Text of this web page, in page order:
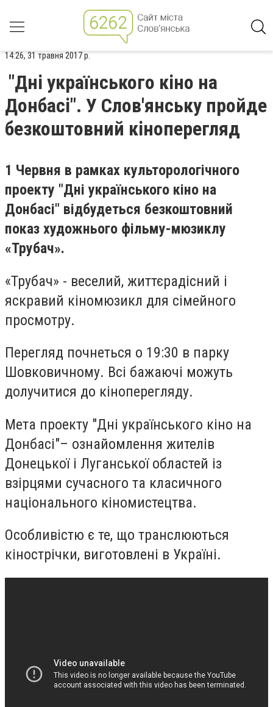
14:26, 31 травня 2017 р.
"Дні українського кіно на
Донбасі". У Слов'янську пройде
безкоштовний кіноперегляд
1 Червня в рамках культорологічного
проекту "Дні українського кіно на
Донбасі" відбудеться безкоштовний
показ художнього фільму-мюзиклу
«Трубач».
«Трубач» - веселий, життєрадісний і
яскравий кіномюзикл для сімейного
просмотру.
Перегляд почнеться о 19:30 в парку
Шовковичному. Всі бажаючі можуть
долучитися до кіноперегляду.
Мета проекту "Дні українського кіно на
Донбасі"– ознайомлення жителів
Донецької і Луганської областей із
взірцями сучасного та класичного
національного кіномистецтва.
Особливістю є те, що транслюються
кінострічки, виготовлені в Україні.